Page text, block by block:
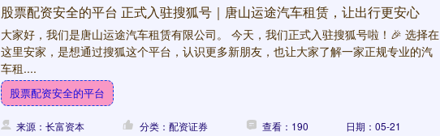
股票配资安全的平台 正式入驻搜狐号｜唐山运途汽车租赁，让出行更安心
大家好，我们是唐山运途汽车租赁有限公司。 今天，我们正式入驻搜狐号啦！🎉 选择在
这里安家，是想通过搜狐这个平台，认识更多新朋友，也让大家了解一家正规专业的汽
车租....
股票配资安全的平台
来源：长富资本 分类：配资证券 查看：190 日期：05-21